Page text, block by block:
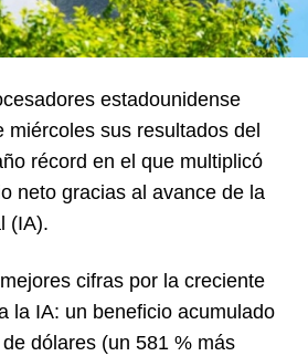
estadounidense
miércoles sus resultados del
récord en el que multiplicó
neto gracias al avance de la
(IA).
cifras por la creciente
la IA: un beneficio acumulado
dólares (un 581 % más